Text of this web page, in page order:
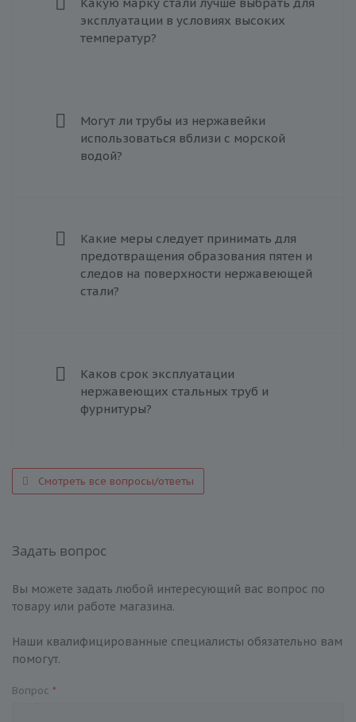
эксплуатации в условиях высоких
температур?
Могут ли трубы из нержавейки
использоваться вблизи с морской
водой?
Какие меры следует принимать для
предотвращения образования пятен и
следов на поверхности нержавеющей
стали?
Каков срок эксплуатации
нержавеющих стальных труб и
фурнитуры?
Смотреть все вопросы/ответы
Задать вопрос
Вы можете задать любой интересующий вас вопрос по
товару или работе магазина.
Наши квалифицированные специалисты обязательно вам
помогут.
Вопрос *